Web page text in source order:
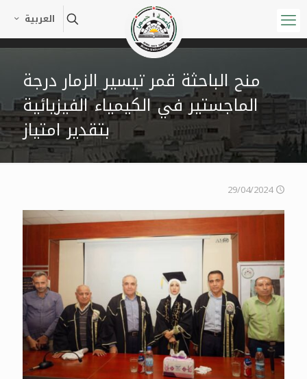
العربية
منح الباحثة قمر تيسير الزمار درجة
الماجستير في الكيمياء الفيزيائية
بتقدير امتياز
29/04/2024